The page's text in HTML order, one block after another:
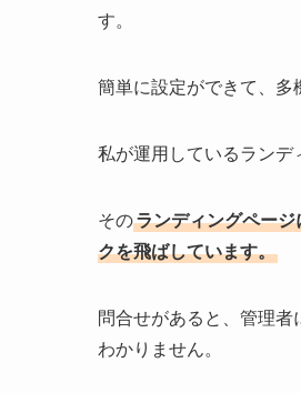
す。
簡単に設定ができて、多
私が運用しているランデ
そのランディングペー
クを飛ばしています。
問合せがあると、管理
わかりません。